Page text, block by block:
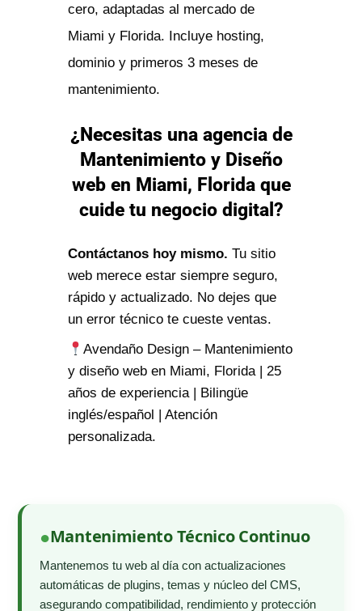
cero, adaptadas al mercado de
Miami y Florida. Incluye hosting,
dominio y primeros 3 meses de
mantenimiento.
¿Necesitas una agencia de
Mantenimiento y Diseño
web en Miami, Florida que
cuide tu negocio digital?
Contáctanos hoy mismo. Tu sitio
web merece estar siempre seguro,
rápido y actualizado. No dejes que
un error técnico te cueste ventas.
Avendaño Design – Mantenimiento
y diseño web en Miami, Florida | 25
años de experiencia | Bilingüe
inglés/español | Atención
personalizada.
Mantenimiento Técnico Continuo
Mantenemos tu web al día con actualizaciones
automáticas de plugins, temas y núcleo del CMS,
asegurando compatibilidad, rendimiento y protección